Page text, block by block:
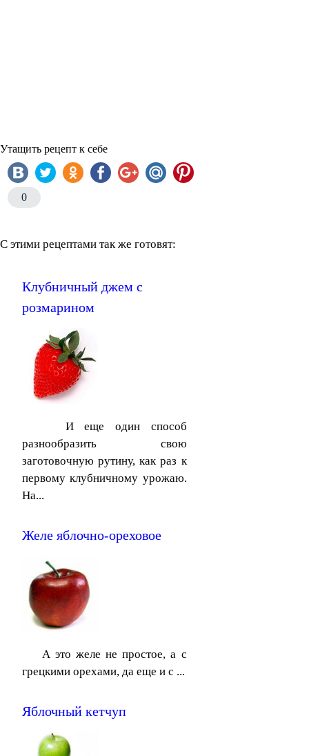
Утащить рецепт к себе
0
С этими рецептами так же готовят:
Клубничный джем с
розмарином
И еще один способ
разнообразить свою
заготовочную рутину, как раз к
первому клубничному урожаю.
На...
Желе яблочно-ореховое
А это желе не простое, а с
грецкими орехами, да еще и с ...
Яблочный кетчуп